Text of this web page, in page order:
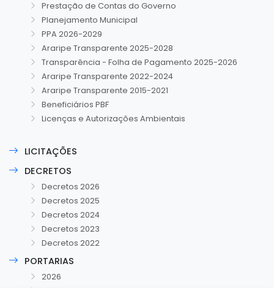
Prestação de Contas do Governo
Planejamento Municipal
PPA 2026-2029
Araripe Transparente 2025-2028
Transparência - Folha de Pagamento 2025-2026
Araripe Transparente 2022-2024
Araripe Transparente 2015-2021
Beneficiários PBF
Licenças e Autorizações Ambientais
LICITAÇÕES
DECRETOS
Decretos 2026
Decretos 2025
Decretos 2024
Decretos 2023
Decretos 2022
PORTARIAS
2026